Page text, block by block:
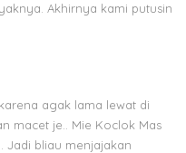
Akhirnya kami putusin
agak lama lewat di
macet je.. Mie Koclok Mas
Jadi bliau menjajakan